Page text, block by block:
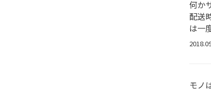
何か
配送
は一
モノ